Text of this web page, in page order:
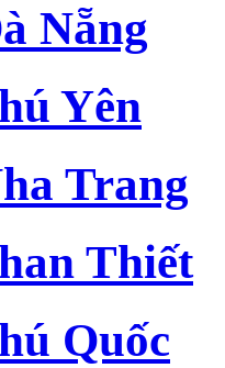
Nẵng
Yên
Trang
Thiết
Quốc